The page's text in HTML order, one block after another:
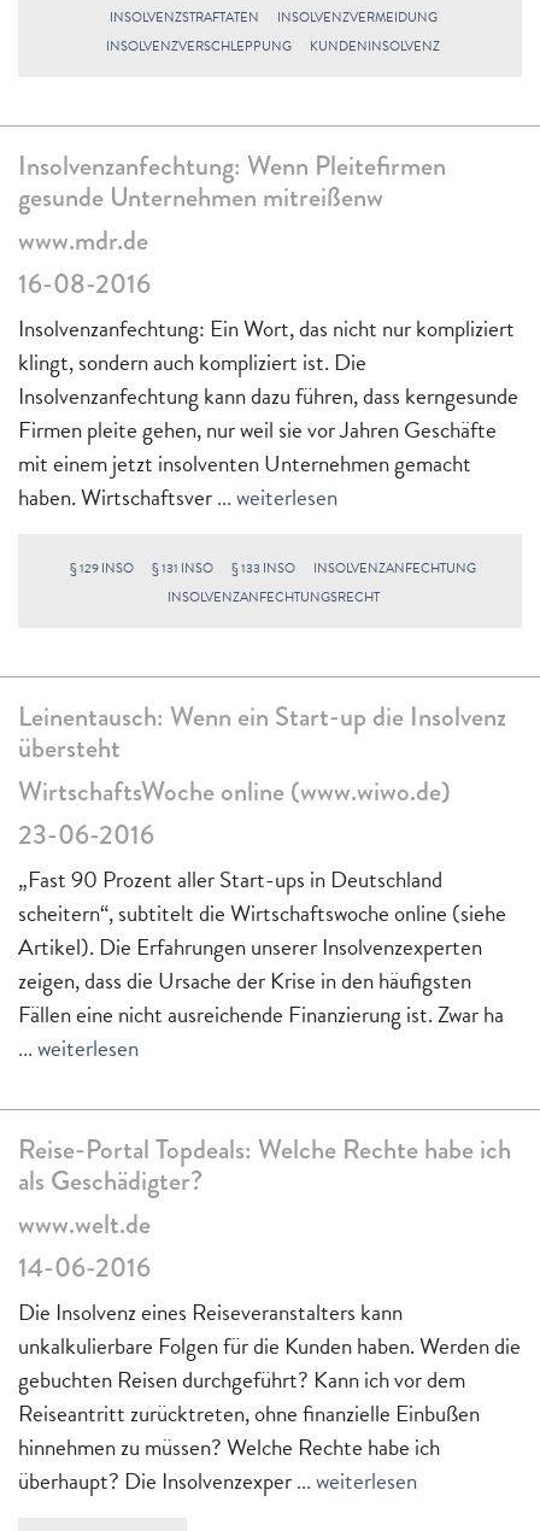
INSOLVENZSTRAFTATEN
INSOLVENZVERMEIDUNG
INSOLVENZVERSCHLEPPUNG
KUNDENINSOLVENZ
Insolvenzanfechtung: Wenn Pleitefirmen
gesunde Unternehmen mitreißenw
www.mdr.de
16-08-2016
Insolvenzanfechtung: Ein Wort, das nicht nur kompliziert
klingt, sondern auch kompliziert ist. Die
Insolvenzanfechtung kann dazu führen, dass kerngesunde
Firmen pleite gehen, nur weil sie vor Jahren Geschäfte
mit einem jetzt insolventen Unternehmen gemacht
haben. Wirtschaftsver... weiterlesen
§ 129 INSO § 131 INSO § 133 INSO
INSOLVENZANFECHTUNG
INSOLVENZANFECHTUNGSRECHT
Leinentausch: Wenn ein Start-up die Insolvenz
übersteht
WirtschaftsWoche online (www.wiwo.de)
23-06-2016
„Fast 90 Prozent aller Start-ups in Deutschland
scheitern“, subtitelt die Wirtschaftswoche online (siehe
Artikel). Die Erfahrungen unserer Insolvenzexperten
zeigen, dass die Ursache der Krise in den häufigsten
Fällen eine nicht ausreichende Finanzierung ist. Zwar ha
... weiterlesen
Reise-Portal Topdeals: Welche Rechte habe ich
als Geschädigter?
www.welt.de
14-06-2016
Die Insolvenz eines Reiseveranstalters kann
unkalkulierbare Folgen für die Kunden haben. Werden die
gebuchten Reisen durchgeführt? Kann ich vor dem
Reiseantritt zurücktreten, ohne finanzielle Einbußen
hinnehmen zu müssen? Welche Rechte habe ich
überhaupt? Die Insolvenzexper... weiterlesen